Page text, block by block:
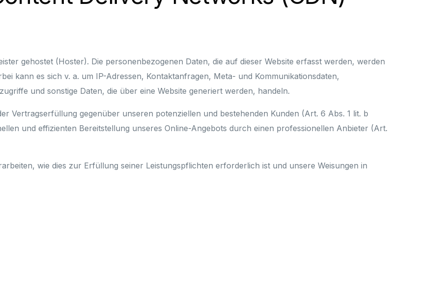
gehostet (Hoster). Die personenbezogenen Daten, die auf dieser Website erfasst werden, werden
kann es sich v. a. um IP-Adressen, Kontaktanfragen, Meta- und Kommunikationsdaten,
und sonstige Daten, die über eine Website generiert werden, handeln.
Vertragserfüllung gegenüber unseren potenziellen und bestehenden Kunden (Art. 6 Abs. 1 lit. b
und effizienten Bereitstellung unseres Online-Angebots durch einen professionellen Anbieter (Art.
wie dies zur Erfüllung seiner Leistungspflichten erforderlich ist und unsere Weisungen in